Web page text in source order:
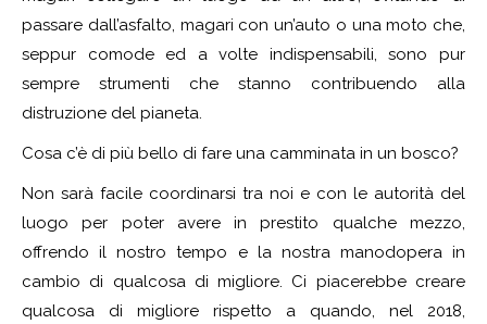
passare dall’asfalto, magari con un’auto o una moto che,
seppur comode ed a volte indispensabili, sono pur
sempre strumenti che stanno contribuendo alla
distruzione del pianeta.
Cosa c’è di più bello di fare una camminata in un bosco?
Non sarà facile coordinarsi tra noi e con le autorità del
luogo per poter avere in prestito qualche mezzo,
offrendo il nostro tempo e la nostra manodopera in
cambio di qualcosa di migliore. Ci piacerebbe creare
qualcosa di migliore rispetto a quando, nel 2018,